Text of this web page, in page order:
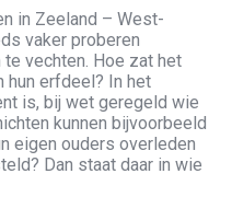
in Zeeland – West-
vaker proberen
vechten. Hoe zat het
hun erfdeel? In het
is, bij wet geregeld wie
kunnen bijvoorbeeld
eigen ouders overleden
Dan staat daar in wie